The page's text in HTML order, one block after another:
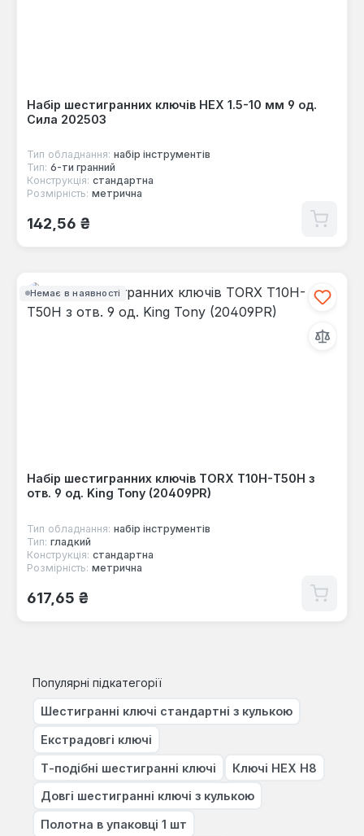
Набір шестигранних ключів HEX 1.5-10 мм 9 од.
Сила 202503
Тип обладнання: набір інструментів
Тип: 6-ти гранний
Конструкція: стандартна
Розмірність: метрична
Звичайна ціна:
142,56 ₴
Немає в наявності
Набір шестигранних ключів TORX Т10H-Т50H з
отв. 9 од. King Tony (20409PR)
Тип обладнання: набір інструментів
Тип: гладкий
Конструкція: стандартна
Розмірність: метрична
Звичайна ціна:
617,65 ₴
Популярні підкатегорії
Шестигранні ключі стандартні з кулькою
Екстрадовгі ключі
Т-подібні шестигранні ключі Ключі HEX H8
Довгі шестигранні ключі з кулькою
Полотна в упаковці 1 шт